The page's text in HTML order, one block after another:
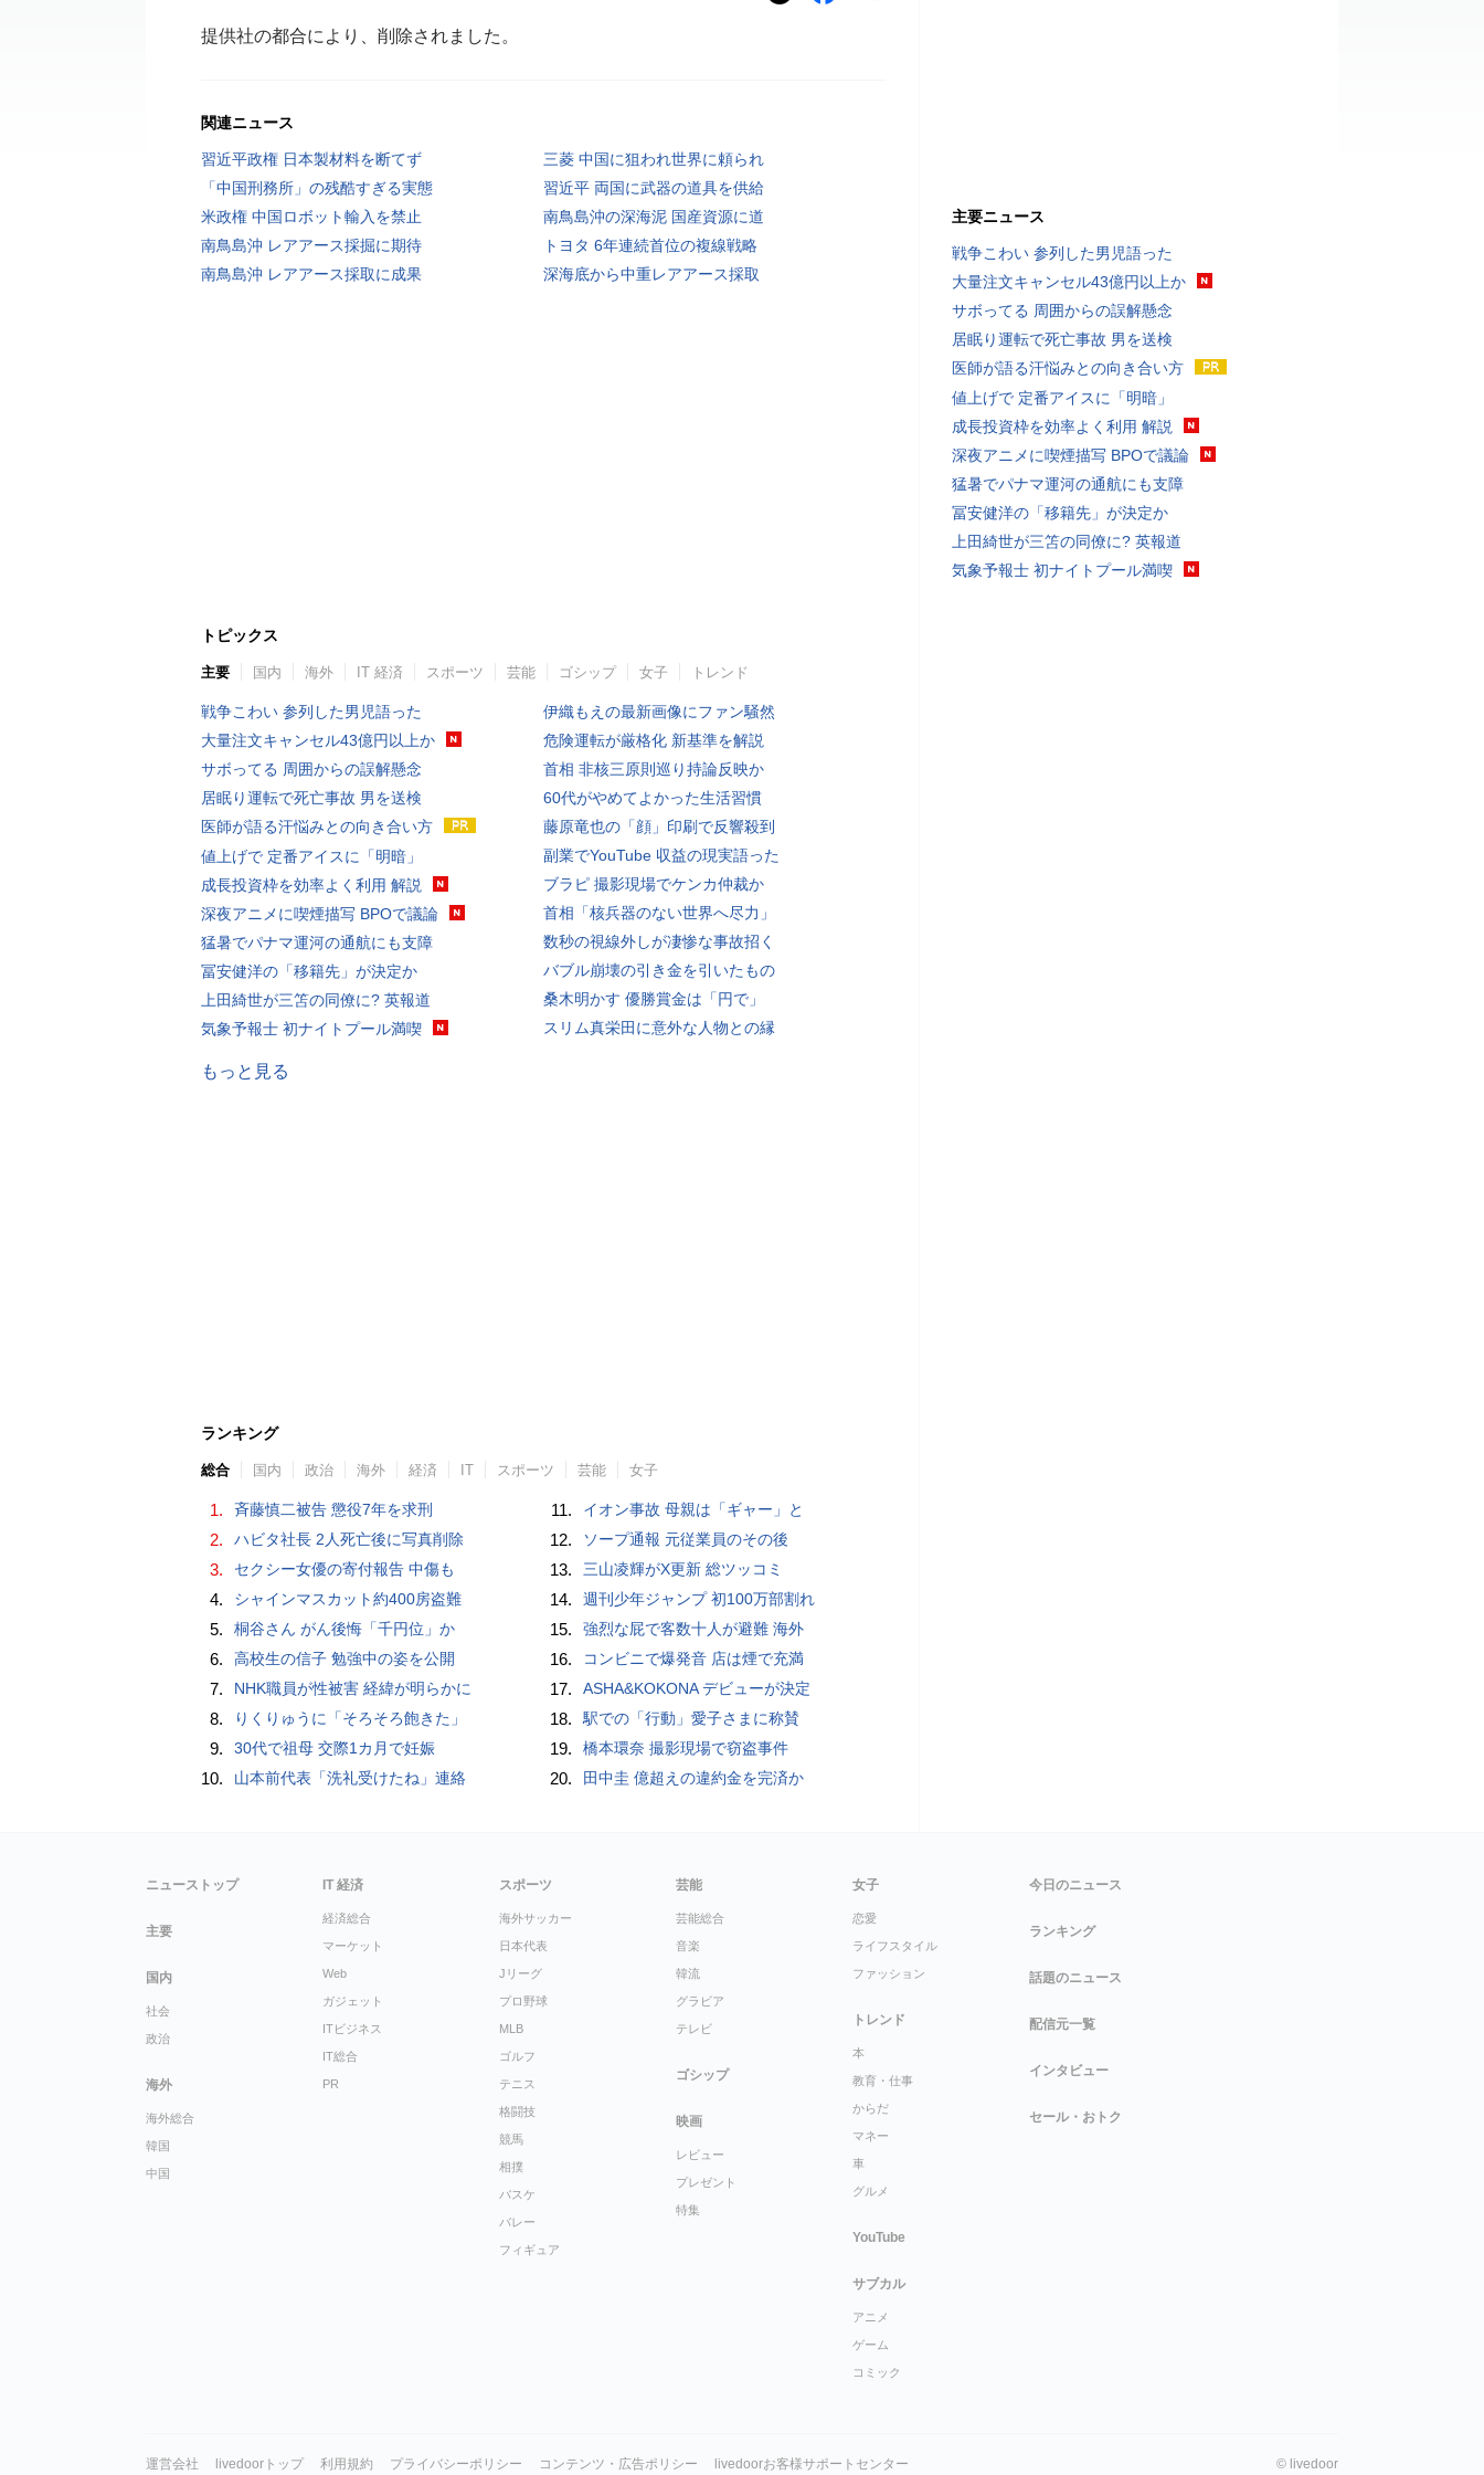
提供社の都合により、削除されました。
関連ニュース
習近平政権 日本製材料を断てず
三菱 中国に狙われ世界に頼られ
「中国刑務所」の残酷すぎる実態
習近平 両国に武器の道具を供給
米政権 中国ロボット輸入を禁止
南鳥島沖の深海泥 国産資源に道
南鳥島沖 レアアース採掘に期待
トヨタ 6年連続首位の複線戦略
南鳥島沖 レアアース採取に成果
深海底から中重レアアース採取
トピックス
主要 国内 海外 IT 経済 スポーツ 芸能 ゴシップ 女子 トレンド
戦争こわい 参列した男児語った
大量注文キャンセル43億円以上か
サボってる 周囲からの誤解懸念
居眠り運転で死亡事故 男を送検
医師が語る汗悩みとの向き合い方
値上げで 定番アイスに「明暗」
成長投資枠を効率よく利用 解説
深夜アニメに喫煙描写 BPOで議論
猛暑でパナマ運河の通航にも支障
冨安健洋の「移籍先」が決定か
上田綺世が三笘の同僚に? 英報道
気象予報士 初ナイトプール満喫
伊織もえの最新画像にファン騒然
危険運転が厳格化 新基準を解説
首相 非核三原則巡り持論反映か
60代がやめてよかった生活習慣
藤原竜也の「顔」印刷で反響殺到
副業でYouTube 収益の現実語った
ブラピ 撮影現場でケンカ仲裁か
首相「核兵器のない世界へ尽力」
数秒の視線外しが凄惨な事故招く
バブル崩壊の引き金を引いたもの
桑木明かす 優勝賞金は「円で」
スリム真栄田に意外な人物との縁
もっと見る
ランキング
総合 国内 政治 海外 経済 IT スポーツ 芸能 女子
1. 斉藤慎二被告 懲役7年を求刑
2. ハビタ社長 2人死亡後に写真削除
3. セクシー女優の寄付報告 中傷も
4. シャインマスカット約400房盗難
5. 桐谷さん がん後悔「千円位」か
6. 高校生の信子 勉強中の姿を公開
7. NHK職員が性被害 経緯が明らかに
8. りくりゅうに「そろそろ飽きた」
9. 30代で祖母 交際1カ月で妊娠
10. 山本前代表「洗礼受けたね」連絡
11. イオン事故 母親は「ギャー」と
12. ソープ通報 元従業員のその後
13. 三山凌輝がX更新 総ツッコミ
14. 週刊少年ジャンプ 初100万部割れ
15. 強烈な屁で客数十人が避難 海外
16. コンビニで爆発音 店は煙で充満
17. ASHA&KOKONA デビューが決定
18. 駅での「行動」愛子さまに称賛
19. 橋本環奈 撮影現場で窃盗事件
20. 田中圭 億超えの違約金を完済か
主要ニュース
戦争こわい 参列した男児語った
大量注文キャンセル43億円以上か
サボってる 周囲からの誤解懸念
居眠り運転で死亡事故 男を送検
医師が語る汗悩みとの向き合い方
値上げで 定番アイスに「明暗」
成長投資枠を効率よく利用 解説
深夜アニメに喫煙描写 BPOで議論
猛暑でパナマ運河の通航にも支障
冨安健洋の「移籍先」が決定か
上田綺世が三笘の同僚に? 英報道
気象予報士 初ナイトプール満喫
ニューストップ
主要
国内
社会
政治
海外
海外総合
韓国
中国
IT 経済
経済総合
マーケット
Web
ガジェット
ITビジネス
IT総合
PR
スポーツ
海外サッカー
日本代表
Jリーグ
プロ野球
MLB
ゴルフ
テニス
格闘技
競馬
相撲
バスケ
バレー
フィギュア
芸能
芸能総合
音楽
韓流
グラビア
テレビ
ゴシップ
映画
レビュー
プレゼント
特集
女子
恋愛
ライフスタイル
ファッション
トレンド
本
教育・仕事
からだ
マネー
車
グルメ
YouTube
サブカル
アニメ
ゲーム
コミック
今日のニュース
ランキング
話題のニュース
配信元一覧
インタビュー
セール・おトク
運営会社 livedoorトップ 利用規約 プライバシーポリシー コンテンツ・広告ポリシー livedoorお客様サポートセンター © livedoor